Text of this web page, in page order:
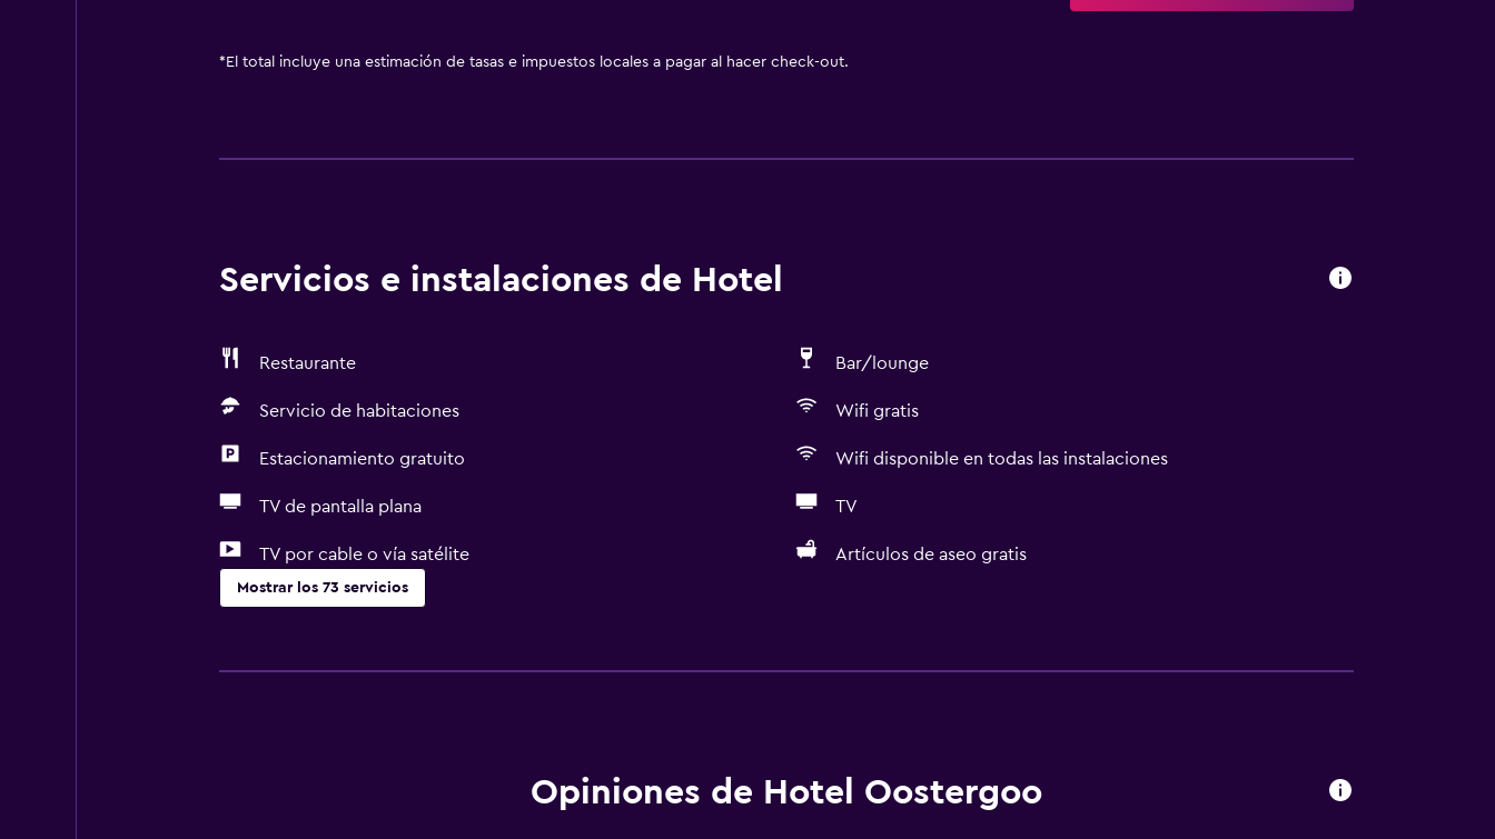
* El total incluye una estimación de tasas e impuestos locales a pagar al hacer check-out.
Servicios e instalaciones de Hotel
Restaurante Bar/lounge
Servicio de habitaciones Wifi gratis
Estacionamiento gratuito Wifi disponible en todas las instalaciones
TV de pantalla plana TV
TV por cable o vía satélite Artículos de aseo gratis
Mostrar los 73 servicios
Wifi gratis
Tienda de regalos
Pesca
Opiniones de Hotel Oostergoo